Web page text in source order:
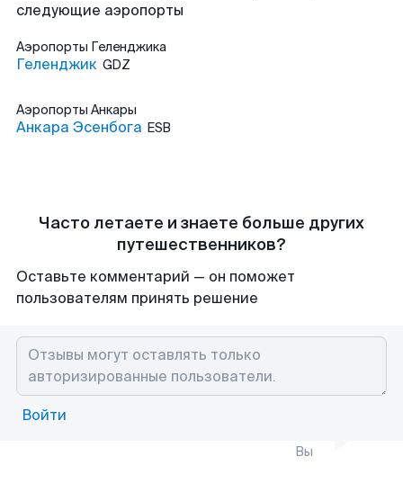
следующие аэропорты
Аэропорты Геленджика
Геленджик GDZ
Аэропорты Анкары
Анкара Эсенбога ESB
Часто летаете и знаете больше других
путешественников?
Оставьте комментарий — он поможет
пользователям принять решение
Войти
Вы